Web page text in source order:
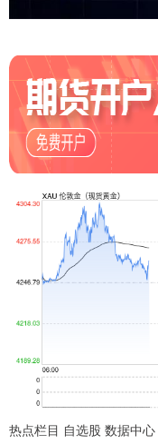
热点栏目 自选股 数据中